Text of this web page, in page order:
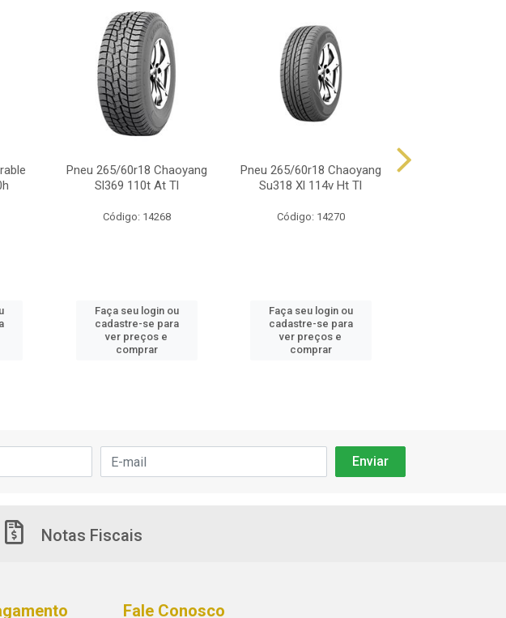
Pneu 265/60r18 Chaoyang
Sl369 110t At Tl
Código: 14268
Faça seu login ou
cadastre-se para
ver preços e
comprar
Pneu 265/60r18 Chaoyang
Su318 Xl 114v Ht Tl
Código: 14270
Faça seu login ou
cadastre-se para
ver preços e
comprar
Notas Fiscais
Fale Conosco